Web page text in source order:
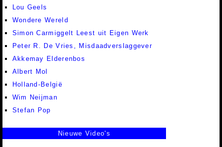
Lou Geels
Wondere Wereld
Simon Carmiggelt Leest uit Eigen Werk
Peter R. De Vries, Misdaadverslaggever
Akkemay Elderenbos
Albert Mol
Holland-België
Wim Neijman
Stefan Pop
Nieuwe Video's